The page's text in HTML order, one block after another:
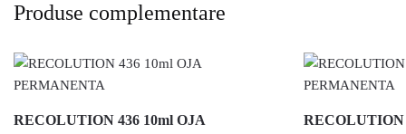
Produse complementare
RECOLUTION 436 10ml OJA
RECOLUTION